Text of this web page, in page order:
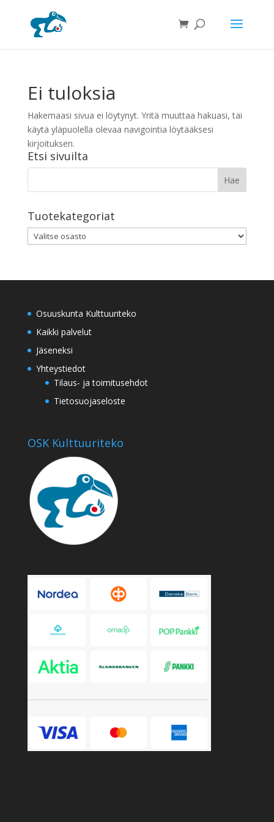
Ei tuloksia
Hakemaasi sivua ei löytynyt. Yritä muuttaa hakuasi, tai
käytä yläpuolella olevaa navigointia löytääksesi
kirjoituksen.
Etsi sivuilta
Tuotekategoriat
Osuuskunta Kulttuuriteko
Kaikki palvelut
Jäseneksi
Yhteystiedot
Tilaus- ja toimitusehdot
Tietosuojaseloste
OSK Kulttuuriteko